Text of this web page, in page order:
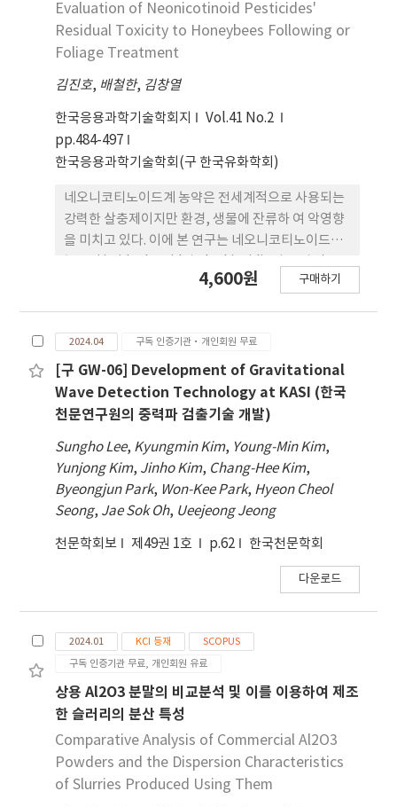
Evaluation of Neonicotinoid Pesticides'
Residual Toxicity to Honeybees Following or
Foliage Treatment
김진호, 배철한, 김창열
한국응용과학기술학회지
Vol.41 No.2
pp.484-497
한국응용과학기술학회(구 한국유화학회)
네오니코티노이드계 농약은 전세계적으로 사용되는
강력한 살충제이지만 환경, 생물에 잔류하 여 악영향
을 미치고 있다. 이에 본 연구는 네오니코티노이드계
인 알팔파와 적용작물로 고추와 오이를 선정하여 토
인하고자 하였다. Imidacloprid와 clothianidin을
작 물 또는 토양에 권장량 및 배수로 처리하고 시간에
따른 꿀벌의 치사율에 대한 RT25를 확인하고 잎의 잔
류 농약을 HPLC로 측정하였다. 그 결과 경엽처리하
하, 잔류 량은 1.07 ~ 19.27 mg/kg이나 적용작물은
RT25가 9일 이하, 잔류량은 1.00 ~ 45.10 mg/kg 수
준이었다. clothianidin은 공시작물 RT25가 10일 이
하, 잔류량은 0.61 ~ 2.57 mg/kg이나 적용작물은
RT25가 28일 이 하, 잔류량은 0.13 ~ 2.85 mg/kg 수
clothianidin은 공시작물에 서는 꿀벌에 영향을 미치
일 이하였고 잔류량은 4.47 ~ 130.43 mg/kg 수준이
었고, clothianidin은 RT25가 35일 이하였고, 잔류
량은 5.96 ~ 42.32 mg/kg 수준이었다. 결론적으로 꿀
벌 독성과 엽상 잔류량을 작물간 비교하였을 때 공시
작물 보다 적용작물이 꿀벌의 치사율에 많은 영향을
미치고 잔류량도 높게 나타났고, 처리방법에 따라 비
교하였을 때 적용작물에 대한 토양처리가 경엽처리에
비해 높은 RT25와 잔류량이 나타 났다. 따라서 농약
4,600원 구매하기
2024.04 구독 인증기관·개인회원 무료
[구 GW-06] Development of Gravitational
Wave Detection Technology at KASI (한국
천문연구원의 중력파 검출기술 개발)
Sungho Lee, Kyungmin Kim, Young-Min Kim,
Yunjong Kim, Jinho Kim, Chang-Hee Kim,
Byeongjun Park, Won-Kee Park, Hyeon Cheol
Seong, Jae Sok Oh, Ueejeong Jeong
천문학회보 제49권 1호 p.62 한국천문학회
다운로드
2024.01 KCI 등재
SCOPUS
구독 인증기관 무료, 개인회원 유료
상용 Al2O3 분말의 비교분석 및 이를 이용하여 제조
한 슬러리의 분산 특성
Comparative Analysis of Commercial Al2O3
Powders and the Dispersion Characteristics
of Slurries Produced Using Them